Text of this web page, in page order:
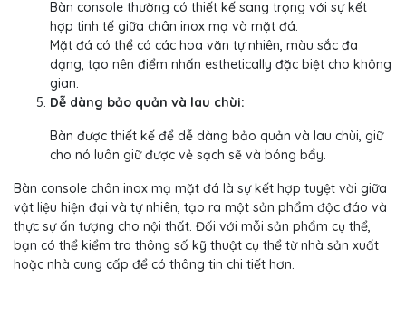
Bàn console thường có thiết kế sang trọng với sự kết
hợp tinh tế giữa chân inox mạ và mặt đá.
Mặt đá có thể có các hoa văn tự nhiên, màu sắc đa
dạng, tạo nên điểm nhấn esthetically đặc biệt cho không
gian.
Dễ dàng bảo quản và lau chùi:
Bàn được thiết kế để dễ dàng bảo quản và lau chùi, giữ
cho nó luôn giữ được vẻ sạch sẽ và bóng bẩy.
Bàn console chân inox mạ mặt đá là sự kết hợp tuyệt vời giữa
vật liệu hiện đại và tự nhiên, tạo ra một sản phẩm độc đáo và
thực sự ấn tượng cho nội thất. Đối với mỗi sản phẩm cụ thể,
bạn có thể kiểm tra thông số kỹ thuật cụ thể từ nhà sản xuất
hoặc nhà cung cấp để có thông tin chi tiết hơn.